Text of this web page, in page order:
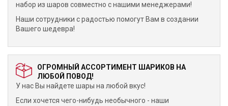
набор из шаров совместно с нашими менеджерами!
Наши сотрудники с радостью помогут Вам в создании
Вашего шедевра!
ОГРОМНЫЙ АССОРТИМЕНТ ШАРИКОВ НА
ЛЮБОЙ ПОВОД!
У нас Вы найдете шары на любой вкус!
Если хочется чего-нибудь необычного - наши